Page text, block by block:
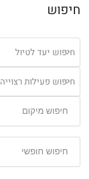
חיפוש
חיפוש יעד לטיול
חיפוש פעילות רצוייה